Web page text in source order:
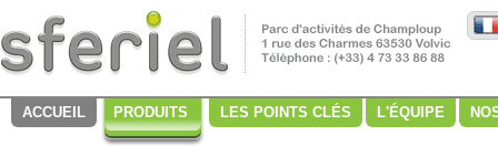
ACCUEIL PRODUITS LES POINTS CLÉS L'ÉQUIPE